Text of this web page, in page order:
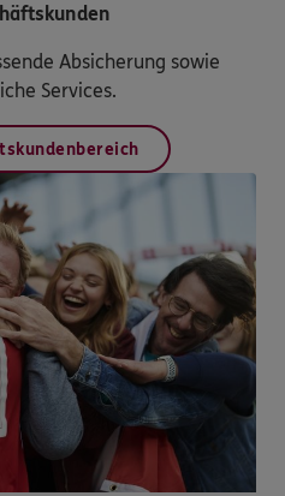
Absicherung sowie
Services.